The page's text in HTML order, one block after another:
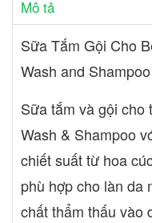
Moisturizer SPF 30,… Đặc
sữa rửa Gentle Skin
ra đời và đây là sản phẩm
loại da đầu tiên trên thế
liễu và là dòng sản phẩm nổi
của Cetaphil luôn được
kiện lâm sàng nghiêm
chất lượng cao, đảm bảo
Cetaphil giúp người tiêu
da hiệu quả dựa trên nền
y học. Sản phẩm Cetaphil
khuyên dùng. Cetaphil đã vinh dự nhận được nhiều giải thưởng
Mô tả
Sữa Tắm Gội Cho
Wash and
Sữa tắm và gội cho
Wash & Shampoo
chiết suất từ hoa
phù hợp cho làn da
chất thẩm thấu vào